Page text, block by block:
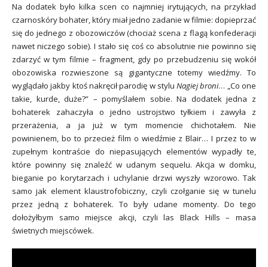
Na dodatek było kilka scen co najmniej irytujących, na przykład
czarnoskóry bohater, który miał jedno zadanie w filmie: dopieprzać
się do jednego z obozowiczów (chociaż scena z flagą konfederacji
nawet niczego sobie). I stało się coś co absolutnie nie powinno się
zdarzyć w tym filmie – fragment, gdy po przebudzeniu się wokół
obozowiska rozwieszone są gigantyczne totemy wiedźmy. To
wyglądało jakby ktoś nakręcił parodię w stylu Nagiej broni… „Co one
takie, kurde, duże?” – pomyślałem sobie. Na dodatek jedna z
bohaterek zahaczyła o jedno ustrojstwo tyłkiem i zawyła z
przerażenia, a ja już w tym momencie chichotałem. Nie
powinienem, bo to przecież film o wiedźmie z Blair… I przez to w
zupełnym kontraście do niepasujących elementów wypadły te,
które powinny się znaleźć w udanym sequelu. Akcja w domku,
bieganie po korytarzach i uchylanie drzwi wyszły wzorowo. Tak
samo jak element klaustrofobiczny, czyli czołganie się w tunelu
przez jedną z bohaterek. To były udane momenty. Do tego
dołożyłbym samo miejsce akcji, czyli las Black Hills – masa
świetnych miejscówek.